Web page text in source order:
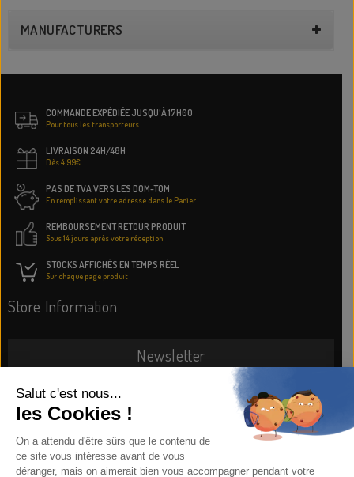
MANUFACTURERS
COMMANDE EXPÉDIÉE JUSQU'À 17H00
Pour tous les transporteurs
LIVRAISON 24H/48H
Dès 4.99€
PAS DE TVA VERS LES DOM-TOM
En remplissant votre adresse dans le Panier
REMBOURSEMENT RETOUR PRODUIT
Sous 14 jours après votre réception
STOCKS AFFICHÉS EN TEMPS RÉEL
Sur chaque page produit
Store Information
Newsletter